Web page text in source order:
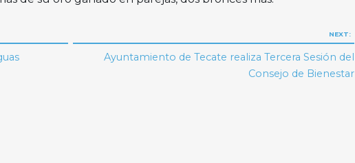
NEXT:
Ayuntamiento de Tecate realiza Tercera Sesión del
Consejo de Bienestar